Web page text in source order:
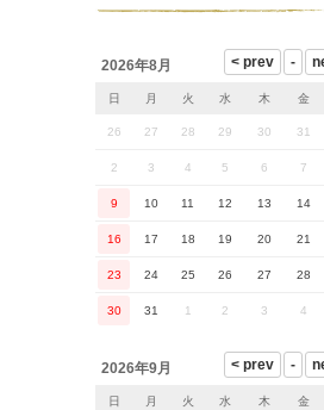
2026年8月
日 月 火 水 木 金
26 27 28 29 30 31
2 3 4 5 6 7
9 10 11 12 13 14
16 17 18 19 20 21
23 24 25 26 27 28
30 31 1 2 3 4
2026年9月
日 月 火 水 木 金